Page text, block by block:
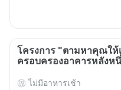
โครงการ "ตามหาคุณให้
ครอบครองอาคารหลังห
ไม่มีอาหารเช้า